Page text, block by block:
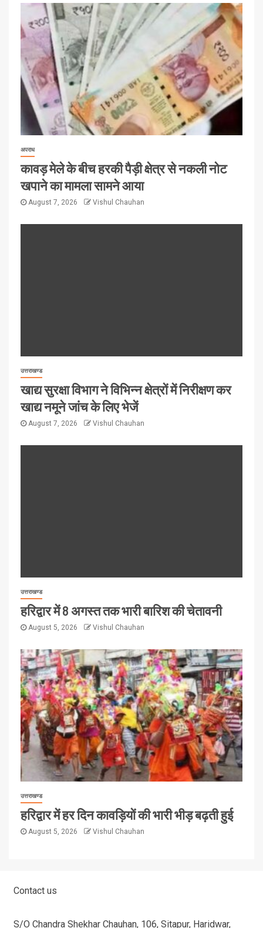
अपराध
कावड़ मेले के बीच हरकी पैड़ी क्षेत्र से नकली नोट
खपाने का मामला सामने आया
August 7, 2026 Vishul Chauhan
उत्तराखण्ड
खाद्य सुरक्षा विभाग ने विभिन्न क्षेत्रों में निरीक्षण कर
खाद्य नमूने जांच के लिए भेजें
August 7, 2026 Vishul Chauhan
उत्तराखण्ड
हरिद्वार में 8 अगस्त तक भारी बारिश की चेतावनी
August 5, 2026 Vishul Chauhan
उत्तराखण्ड
हरिद्वार में हर दिन कावड़ियों की भारी भीड़ बढ़ती हुई
August 5, 2026 Vishul Chauhan
Contact us
S/O Chandra Shekhar Chauhan, 106, Sitapur, Haridwar,